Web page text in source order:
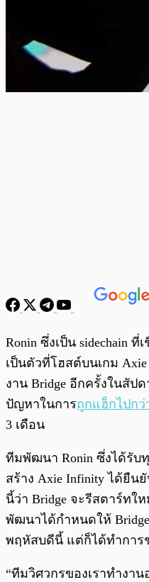
พร้อมเล่น
Ronin ซึ่งเป็น sidechain ที่
เป็นตัวที่โฮสต์บนเกม
งาน Bridge อีกครั้งในสัป
ปัญหาในการถูกแฮ็กไปกว่
3 เดือน
ทีมพัฒนา Ronin ซึ่งได้รับ
สร้าง Axie Infinity ได้ยืน
นี้ว่า Bridge จะรีสตาร์ทใ
พัฒนาได้กำหนดให้
พฤหัสบดีนี้ แต่ก็ได้ทำการ
“ทีมวิศวกรของเราทำงา